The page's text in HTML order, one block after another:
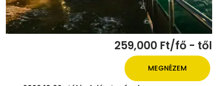
259,000 Ft/fő - től
MEGNÉZEM